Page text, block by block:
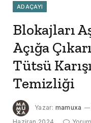
ADAÇAYI
Blokajları
Açığa
Tütsü
Temizliği
Yazar: mamuxa